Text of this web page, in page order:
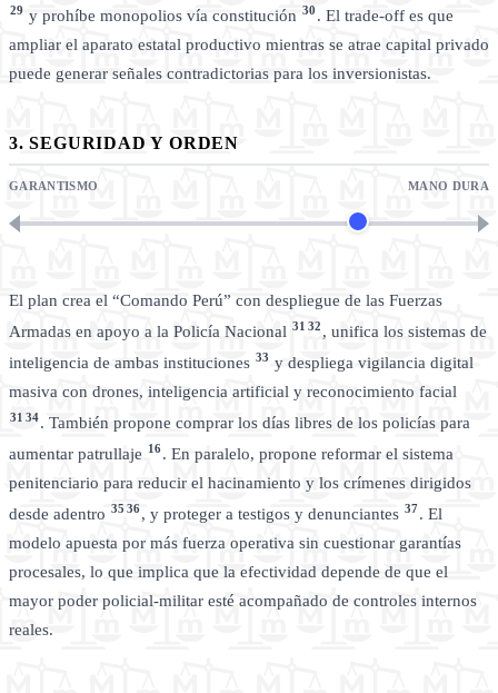
29 y prohíbe monopolios vía constitución 30 . El trade-off es que
ampliar el aparato estatal productivo mientras se atrae capital privado
puede generar señales contradictorias para los inversionistas.
3. SEGURIDAD Y ORDEN
GARANTISMO MANO DURA
El plan crea el “Comando Perú” con despliegue de las Fuerzas
Armadas en apoyo a la Policía Nacional 31 32 , unifica los sistemas de
inteligencia de ambas instituciones 33 y despliega vigilancia digital
masiva con drones, inteligencia artificial y reconocimiento facial
31 34. También propone comprar los días libres de los policías para
aumentar patrullaje 16. En paralelo, propone reformar el sistema
penitenciario para reducir el hacinamiento y los crímenes dirigidos
desde adentro 35 36, y proteger a testigos y denunciantes 37. El
modelo apuesta por más fuerza operativa sin cuestionar garantías
procesales, lo que implica que la efectividad depende de que el
mayor poder policial-militar esté acompañado de controles internos
reales.